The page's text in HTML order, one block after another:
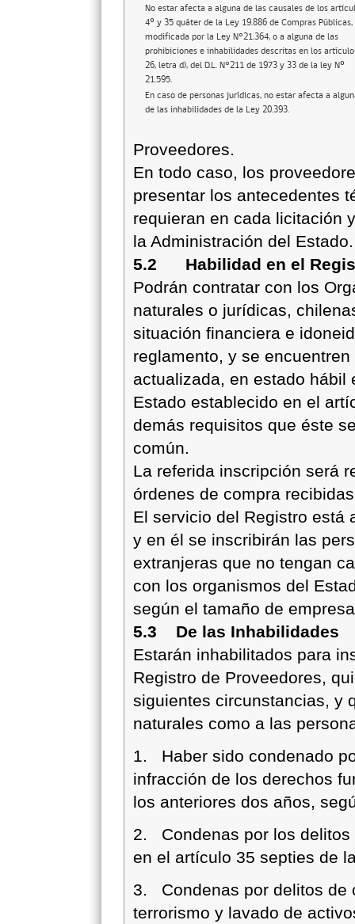
No estar afecta a alguna de las causales de los
4º y 35 quáter de la Ley 19.886 de Compras Públicas,
modificada por la Ley N°21.364, o a alguna de las
prohibiciones e inhabilidades descritas en los
26, letra d), del D.L. N°211 de 1973 y 33 de la ley Nº
21.595.
En caso de personas jurídicas, no estar afecta a
de las inhabilidades de la Ley 20.393.
Proveedores.
En todo caso, los
presentar los antecedentes
requieran en cada licitación
la Administración del Estado.
5.2 Habilidad en el
Podrán contratar con los
naturales o jurídicas,
situación financiera e
reglamento, y se
actualizada, en estado hábil
Estado establecido en el
demás requisitos que éste
común.
La referida inscripción será
órdenes de compra
El servicio del Registro está
y en él se inscribirán las
extranjeras que no tengan
con los organismos del
según el tamaño de
5.3 De las Inhabilidades
Estarán inhabilitados para
Registro de Proveedores,
siguientes circunstancias, y
naturales como a las
1. Haber sido condenado
infracción de los derechos
los anteriores dos años,
2. Condenas por los delitos
en el artículo 35 septies de
3. Condenas por delitos de
terrorismo y lavado de